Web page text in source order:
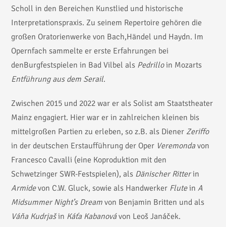
Scholl in den Bereichen Kunstlied und historische
Interpretationspraxis. Zu seinem Repertoire gehören die
großen Oratorienwerke von Bach,Händel und Haydn. Im
Opernfach sammelte er erste Erfahrungen bei
denBurgfestspielen in Bad Vilbel als Pedrilloin Mozarts
Entführung aus dem Serail.
Zwischen 2015 und 2022 war er als Solist am Staatstheater
Mainz engagiert. Hier war er in zahlreichen kleinen bis
mittelgroßen Partien zu erleben, so z.B. als Diener Zeriffo
in der deutschen Erstaufführung der Oper Veremondavon
Francesco Cavalli (eine Koproduktion mit den
Schwetzinger SWR-Festspielen), als Dänischer Ritterin
Armidevon C.W. Gluck, sowie als Handwerker FluteinA
Midsummer Night’s Dreamvon Benjamin Britten und als
Váňa Kudrjašin Káťa Kabanovávon Leoš Janáček.